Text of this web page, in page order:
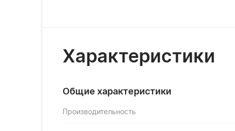
Характеристики
Общие характеристики
Производительность